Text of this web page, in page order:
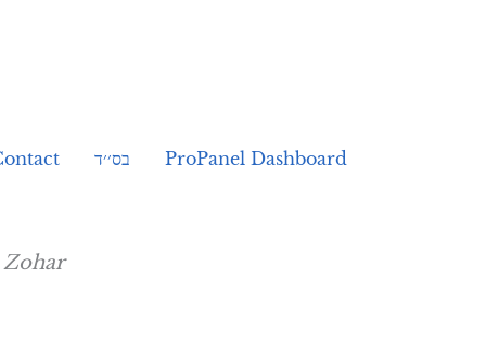
בס׳׳ד ProPanel Dashboard
Zohar